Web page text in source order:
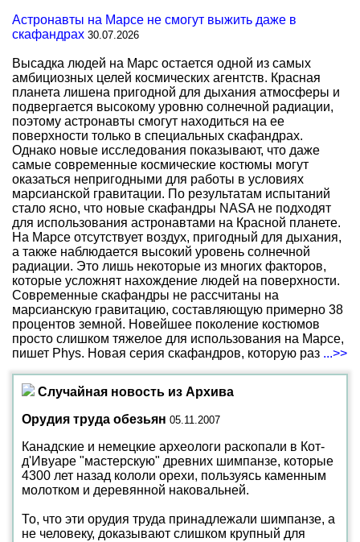
Астронавты на Марсе не смогут выжить даже в
скафандрах 30.07.2026
Высадка людей на Марс остается одной из самых
амбициозных целей космических агентств. Красная
планета лишена пригодной для дыхания атмосферы и
подвергается высокому уровню солнечной радиации,
поэтому астронавты смогут находиться на ее
поверхности только в специальных скафандрах.
Однако новые исследования показывают, что даже
самые современные космические костюмы могут
оказаться непригодными для работы в условиях
марсианской гравитации. По результатам испытаний
стало ясно, что новые скафандры NASA не подходят
для использования астронавтами на Красной планете.
На Марсе отсутствует воздух, пригодный для дыхания,
а также наблюдается высокий уровень солнечной
радиации. Это лишь некоторые из многих факторов,
которые усложнят нахождение людей на поверхности.
Современные скафандры не рассчитаны на
марсианскую гравитацию, составляющую примерно 38
процентов земной. Новейшее поколение костюмов
просто слишком тяжелое для использования на Марсе,
пишет Phys. Новая серия скафандров, которую раз ...>>
Случайная новость из Архива
Орудия труда обезьян 05.11.2007
Канадские и немецкие археологи раскопали в Кот-
д'Ивуаре "мастерскую" древних шимпанзе, которые
4300 лет назад кололи орехи, пользуясь каменным
молотком и деревянной наковальней.
То, что эти орудия труда принадлежали шимпанзе, а
не человеку, доказывают слишком крупный для